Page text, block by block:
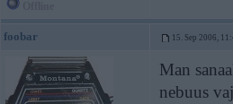
foobar 15. Sep 2006,
Man
nebuus